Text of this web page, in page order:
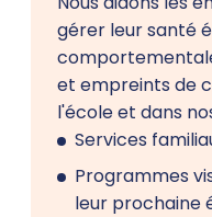
gérer leur santé
et empreints de
l'école et dans
Services
Programmes
leur prochaine